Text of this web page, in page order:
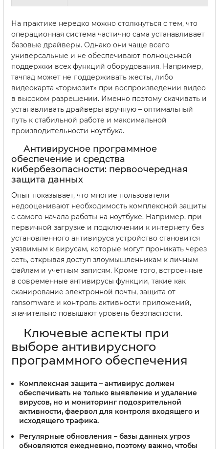
На практике нередко можно столкнуться с тем, что
операционная система частично сама устанавливает
базовые драйверы. Однако они чаще всего
универсальные и не обеспечивают полноценной
поддержки всех функций оборудования. Например,
тачпад может не поддерживать жесты, либо
видеокарта «тормозит» при воспроизведении видео
в высоком разрешении. Именно поэтому скачивать и
устанавливать драйверы вручную – оптимальный
путь к стабильной работе и максимальной
производительности ноутбука.
Антивирусное программное
обеспечение и средства
кибербезопасности: первоочередная
защита данных
Опыт показывает, что многие пользователи
недооценивают необходимость комплексной защиты
с самого начала работы на ноутбуке. Например, при
первичной загрузке и подключении к интернету без
установленного антивируса устройство становится
уязвимым к вирусам, которые могут проникать через
сеть, открывая доступ злоумышленникам к личным
файлам и учетным записям. Кроме того, встроенные
в современные антивирусы функции, такие как
сканирование электронной почты, защита от
ransomware и контроль активности приложений,
значительно повышают уровень безопасности.
Ключевые аспекты при
выборе антивирусного
программного обеспечения
Комплексная защита – антивирус должен
обеспечивать не только выявление и удаление
вирусов, но и мониторинг подозрительной
активности, фаервол для контроля входящего и
исходящего трафика.
Регулярные обновления – базы данных угроз
обновляются ежедневно, поэтому важно, чтобы